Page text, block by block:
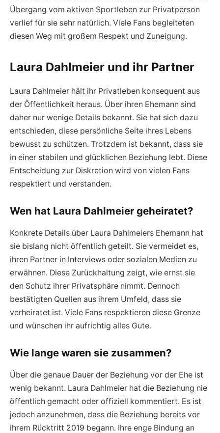
Übergang vom aktiven Sportleben zur Privatperson
verlief für sie sehr natürlich. Viele Fans begleiteten
diesen Weg mit großem Respekt und Zuneigung.
Laura Dahlmeier und ihr Partner
Laura Dahlmeier hält ihr Privatleben konsequent aus
der Öffentlichkeit heraus. Über ihren Ehemann sind
daher nur wenige Details bekannt. Sie hat sich dazu
entschieden, diese persönliche Seite ihres Lebens
bewusst zu schützen. Trotzdem ist bekannt, dass sie
in einer stabilen und glücklichen Beziehung lebt. Diese
Entscheidung zur Diskretion wird von vielen Fans
respektiert und verstanden.
Wen hat Laura Dahlmeier geheiratet?
Konkrete Details über Laura Dahlmeiers Ehemann hat
sie bislang nicht öffentlich geteilt. Sie vermeidet es,
ihren Partner in Interviews oder sozialen Medien zu
erwähnen. Diese Zurückhaltung zeigt, wie ernst sie
den Schutz ihrer Privatsphäre nimmt. Dennoch
bestätigten Quellen aus ihrem Umfeld, dass sie
verheiratet ist. Viele Fans respektieren diese Grenze
und wünschen ihr aufrichtig alles Gute.
Wie lange waren sie zusammen?
Über die genaue Dauer der Beziehung vor der Ehe ist
wenig bekannt. Laura Dahlmeier hat die Beziehung nie
öffentlich gemacht oder offiziell kommentiert. Es ist
jedoch anzunehmen, dass die Beziehung bereits vor
ihrem Rücktritt 2019 begann. Ihre enge Bindung an